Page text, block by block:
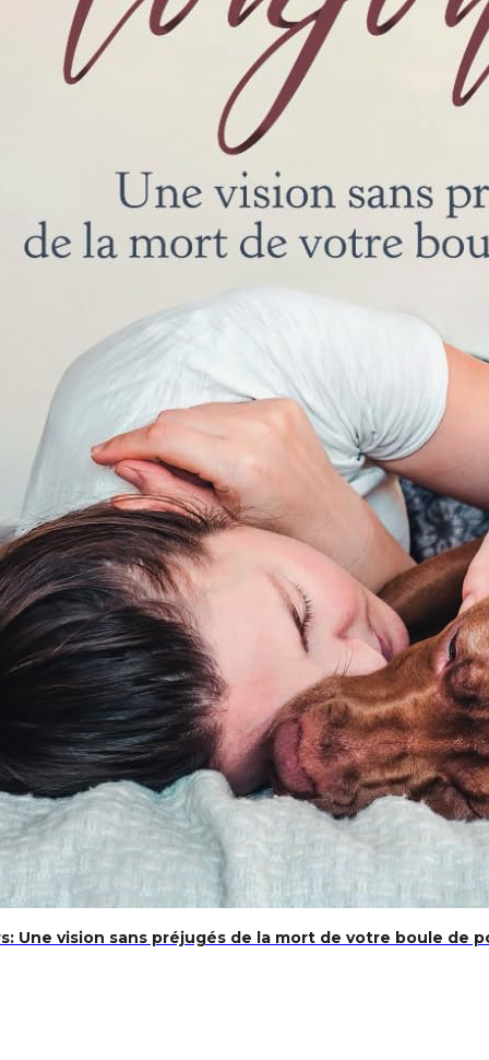
l’anneau : Mythes et Magie de la Quête du Graal
Une vision sans préjugés de la mort de votre boule de